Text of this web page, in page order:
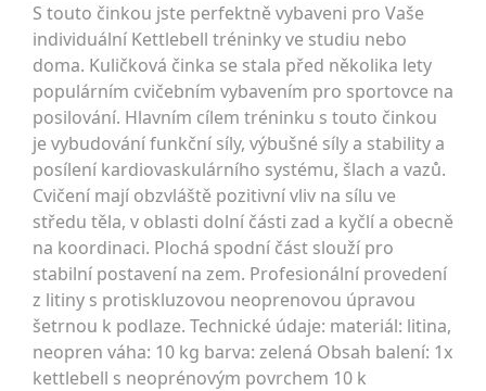
S touto činkou jste perfektně vybaveni pro Vaše
individuální Kettlebell tréninky ve studiu nebo
doma. Kuličková činka se stala před několika lety
populárním cvičebním vybavením pro sportovce na
posilování. Hlavním cílem tréninku s touto činkou
je vybudování funkční síly, výbušné síly a stability a
posílení kardiovaskulárního systému, šlach a vazů.
Cvičení mají obzvláště pozitivní vliv na sílu ve
středu těla, v oblasti dolní části zad a kyčlí a obecně
na koordinaci. Plochá spodní část slouží pro
stabilní postavení na zem. Profesionální provedení
z litiny s protiskluzovou neoprenovou úpravou
šetrnou k podlaze. Technické údaje: materiál: litina,
neopren váha: 10 kg barva: zelená Obsah balení: 1x
kettlebell s neoprénovým povrchem 10 k